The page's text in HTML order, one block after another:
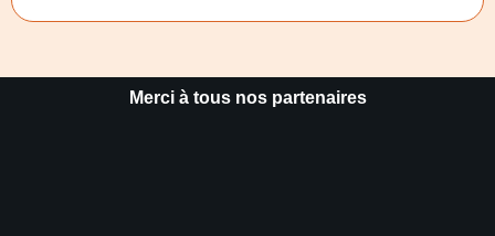
Merci à tous nos partenaires